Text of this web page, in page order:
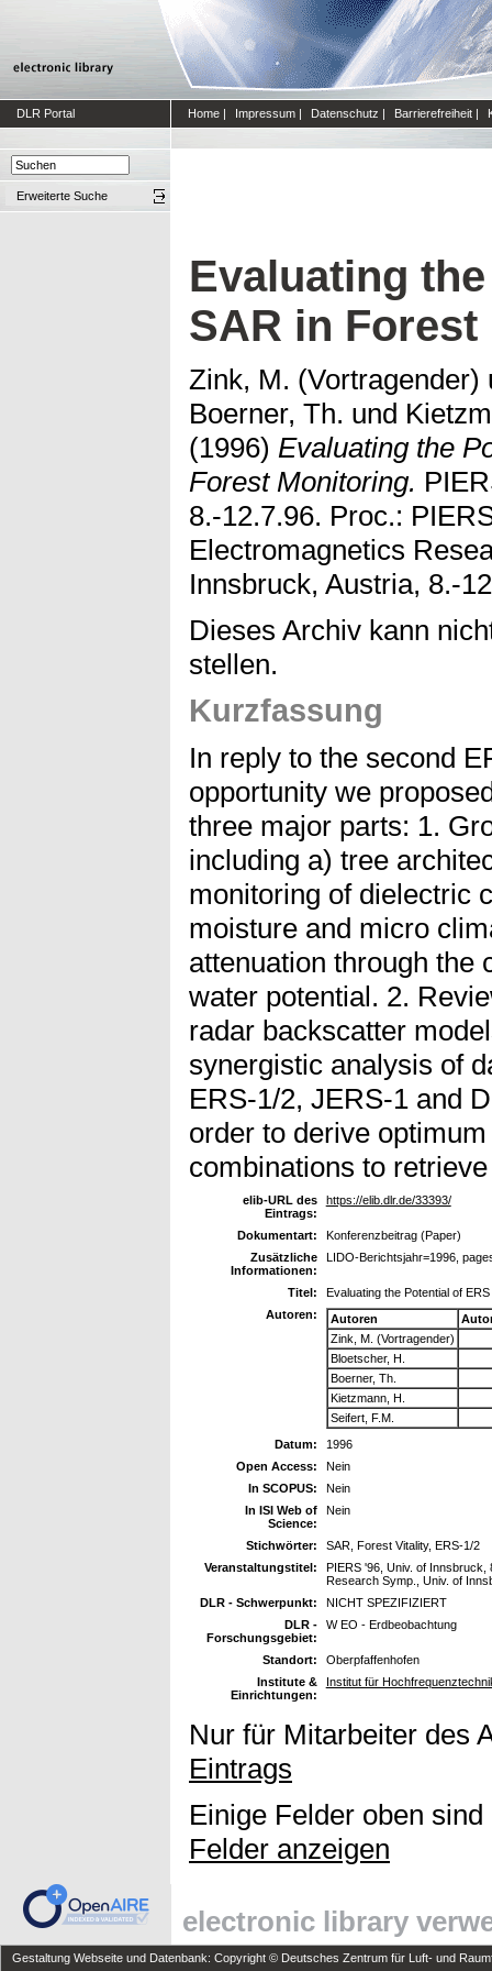
DLR Portal Home | Impressum | Datenschutz | Barrierefreiheit |
Erweiterte Suche
Evaluating
SAR in
Zink, M. (Vortragender)
Boerner, Th. und
(1996) Evaluating the
Forest Monitoring.
8.-12.7.96. Proc.:
Electromagnetics
Innsbruck, Austria, 8.-
Dieses Archiv kann
stellen.
Kurzfassung
In reply to the second
opportunity we
three major parts: 1.
including a) tree
monitoring of dielectric
moisture and micro
attenuation through the
water potential. 2.
radar backscatter
synergistic analysis of
ERS-1/2, JERS-1 and
order to derive
combinations to
elib-URL des
Eintrags:
https://elib.dlr.de/33393/
Dokumentart:
Konferenzbeitrag (Paper)
Zusätzliche
Informationen:
LIDO-Berichtsjahr=1996,
Titel:
Evaluating the Potential of
Autoren:
Autoren
Zink, M. (Vortragender)
Bloetscher, H.
Boerner, Th.
Kietzmann, H.
Seifert, F.M.
Datum:
1996
Open Access:
Nein
In SCOPUS:
Nein
In ISI Web of
Science:
Nein
Stichwörter:
SAR, Forest Vitality, ERS-1/2
Veranstaltungstitel:
PIERS '96, Univ. of
Research Symp., Univ. of
DLR - Schwerpunkt:
NICHT SPEZIFIZIERT
DLR -
Forschungsgebiet:
W EO - Erdbeobachtung
Standort:
Oberpfaffenhofen
Institute &
Einrichtungen:
Institut für
Nur für Mitarbeiter des
Eintrags
Einige Felder oben
Felder anzeigen
electronic library
Gestaltung Webseite und Datenbank: Copyright © Deutsches Zentrum für Luft- und